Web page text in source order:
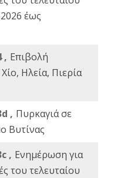
έως
, Επιβολή
Ηλεία, Πιερία
, Πυρκαγιά σε
Βυτίνας
, Ενημέρωση για
του τελευταίου